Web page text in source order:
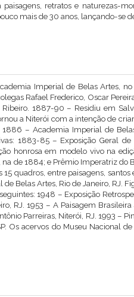
retratos e naturezas-
mais de 30 anos, lançando-se
Imperial de Belas Artes,
Rafael Frederico, Oscar
Ribeiro. 1887-90 – Residiu em
a Niterói com a intenção de
– Academia Imperial de
1883-85 – Exposição Geral
honrosa em modelo vivo na
na de 1884; e Prêmio Imperatriz do
15 quadros, entre paisagens,
de Belas Artes, Rio de Janeiro, RJ.
1948 – Exposição
RJ. 1953 – A Paisagem
Parreiras, Niterói, RJ. 1993 –
Os acervos do Museu Nacional